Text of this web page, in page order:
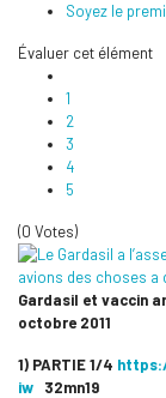
Soyez le
Évaluer cet élément
1
2
3
4
5
(0 Votes)
Gardasil et vaccin
octobre 2011
1) PARTIE 1/4
iw 32mn19